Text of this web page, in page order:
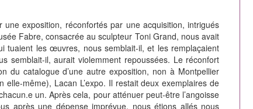
exposition, réconfortés par une acquisition, intrigués
Fabre, consacrée au sculpteur Toni Grand, nous avait
tuaient les œuvres, nous semblait-il, et les remplaçaient
semblait-il, aurait violemment repoussées. Le réconfort
du catalogue d’une autre exposition, non à Montpellier
elle-même), Lacan L’expo. Il restait deux exemplaires de
un. Après cela, pour atténuer peut-être l’angoisse
après une dépense imprévue, nous étions allés nous